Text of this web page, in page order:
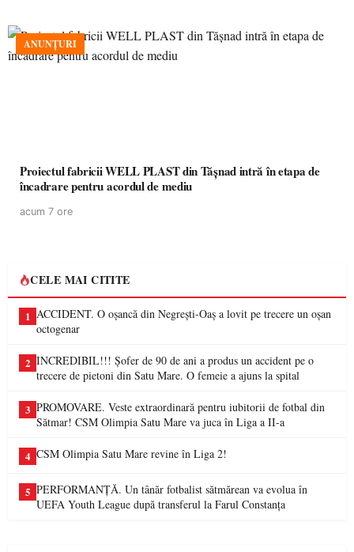
ANUNȚURI
Proiectul fabricii WELL PLAST din Tășnad intră în etapa de
încadrare pentru acordul de mediu
acum 7 ore
CELE MAI CITITE
1 ACCIDENT. O oșancă din Negrești-Oaș a lovit pe trecere un oșan
octogenar
2 INCREDIBIL!!! Șofer de 90 de ani a produs un accident pe o
trecere de pietoni din Satu Mare. O femeie a ajuns la spital
3 PROMOVARE. Veste extraordinară pentru iubitorii de fotbal din
Sătmar! CSM Olimpia Satu Mare va juca în Liga a II-a
4 CSM Olimpia Satu Mare revine în Liga 2!
5 PERFORMANȚĂ. Un tânăr fotbalist sătmărean va evolua în
UEFA Youth League după transferul la Farul Constanța